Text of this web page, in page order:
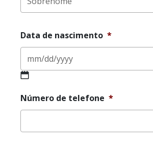
Data de nascimento *
slash
DD
YYYY
Número de telefone *